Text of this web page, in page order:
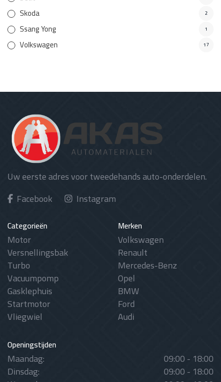
Skoda 2
Ssang Yong 1
Volkswagen 17
Uw eerste adres voor tweedehands auto-onderdelen.
Facebook
Instagram
Categorieën
Motor
Versnellingsbak
Turbo
Vacuumpomp
Gasklephuis
Startmotor
Vliegwiel
Merken
Volkswagen
Renault
Mercedes-Benz
Opel
BMW
Ford
Audi
Openingstijden
Maandag: 09:00 - 18:00
Dinsdag: 09:00 - 18:00